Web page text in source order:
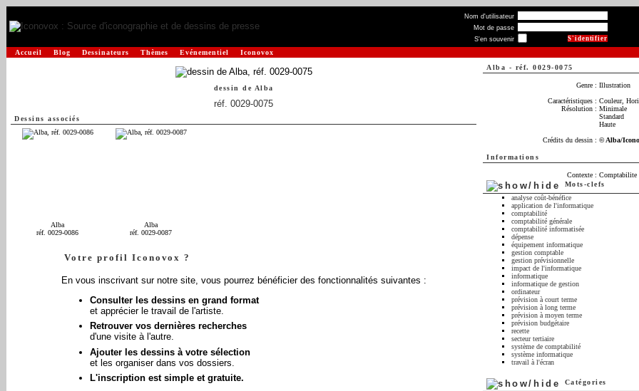
Nom d'utilisateur
Mot de passe
S'en souvenir
Accueil Blog Dessinateurs Thèmes Evénementiel Iconovox
dessin de Alba
réf. 0029-0075
Dessins associés
Alba
réf. 0029-0086
Alba
réf. 0029-0087
Votre profil Iconovox ?
En vous inscrivant sur notre site, vous pourrez bénéficier des fonctionnalités suivantes :
Consulter les dessins en grand format
et apprécier le travail de l'artiste.
Retrouver vos dernières recherches
d'une visite à l'autre.
Ajouter les dessins à votre sélection
et les organiser dans vos dossiers.
L'inscription est simple et gratuite.
Alba - réf. 0029-0075
Genre : Illustration
Caractéristiques : Couleur,
Résolution : Minimale
Standard
Haute
Crédits du dessin : © Alba/
Informations
Contexte : Comptabilite
Mots-clefs
analyse coût-bénéfice
application de l'informatique
comptabilité
comptabilité générale
comptabilité informatisée
dépense
équipement informatique
gestion comptable
gestion prévisionnelle
impact de l'informatique
informatique
informatique de gestion
ordinateur
prévision à court terme
prévision à long terme
prévision à moyen terme
prévision budgétaire
recette
secteur tertiaire
système de comptabilité
système informatique
travail à l'écran
Catégories